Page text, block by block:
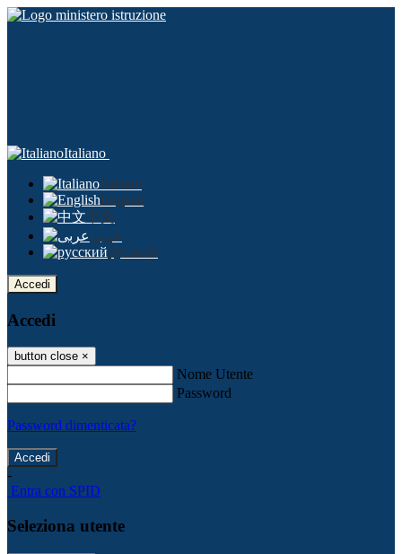
Italiano
Italiano
English
中文
عربى
русский
Accedi
Accedi
button close ×
Nome Utente
Password
Password dimenticata?
-
Entra con SPID
Seleziona utente